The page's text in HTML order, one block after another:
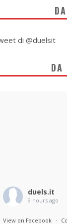
di @duelsit
DA
duels.it
9 hours ago
View on Facebook ·